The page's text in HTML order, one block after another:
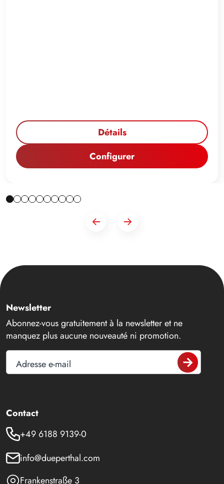
Détails
Configurer
Newsletter
Abonnez-vous gratuitement à la newsletter et ne
manquez plus aucune nouveauté ni promotion.
Adresse e-mail
Contact
+49 6188 9139-0
info@dueperthal.com
Frankenstraße 3